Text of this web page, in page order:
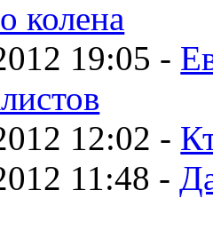
колена
19:05 -
12:02 -
11:48 -